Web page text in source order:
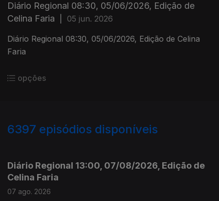
Diário Regional 08:30, 05/06/2026, Edição de
Celina Faria
05 jun. 2026
Diário Regional 08:30, 05/06/2026, Edição de Celina
Faria
opções
6397 episódios disponíveis
Diário Regional 13:00, 07/08/2026, Edição de
Celina Faria
07 ago. 2026